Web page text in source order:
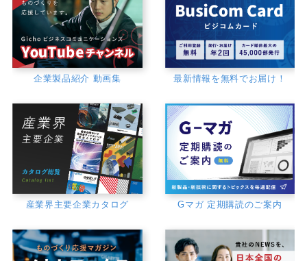
企業製品紹介 動画集 最新情報を無料でお届け！
産業界主要企業カタログ Gマガ 定期購読のご案内